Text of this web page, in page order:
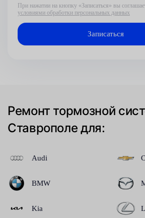
При нажатии на кнопку «Записаться» вы
условиями обработки персональных данных
Ремонт тормозной
Ставрополе для:
Audi
BMW
Kia